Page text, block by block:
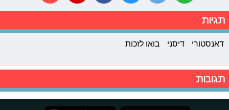
תגיות
דאנסטורי דיסני בואו לזכות
תגובות